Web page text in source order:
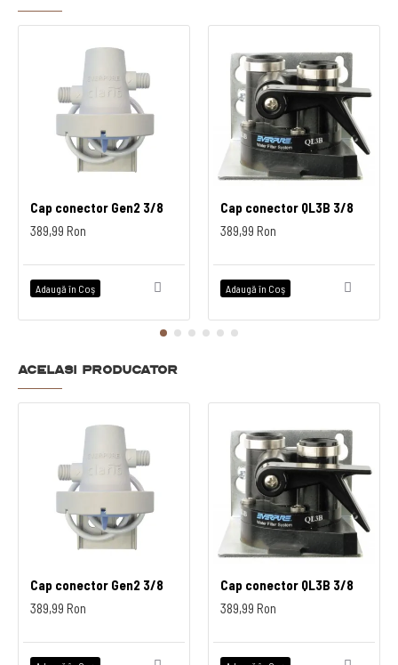
Cap conector Gen2 3/8
389,99 Ron
Adaugă în Coş
Cap conector QL3B 3/8
389,99 Ron
Adaugă în Coş
Acelasi producator
Cap conector Gen2 3/8
389,99 Ron
Cap conector QL3B 3/8
389,99 Ron